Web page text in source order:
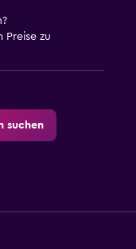
Preise zu
suchen